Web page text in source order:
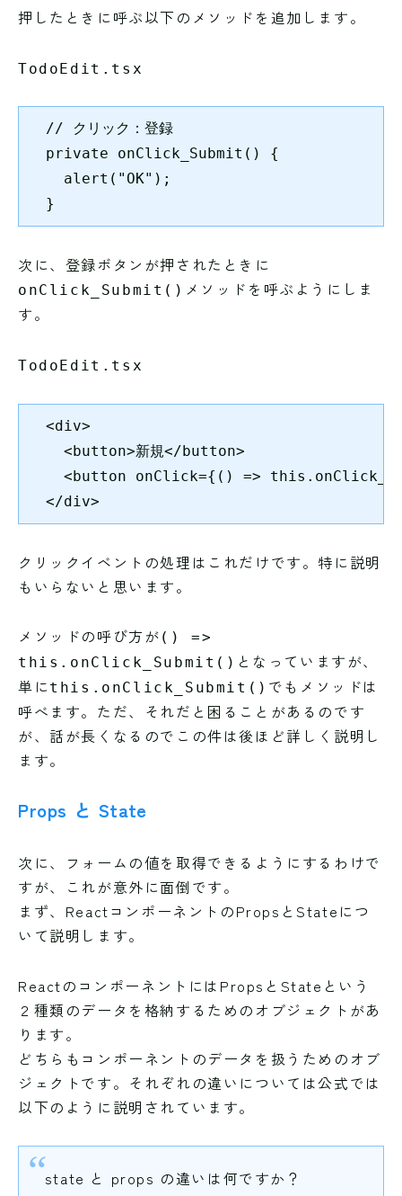
押したときに呼ぶ以下のメソッドを追加します。
TodoEdit.tsx
  // クリック：登録
  private onClick_Submit() {
    alert("OK");
  }
次に、登録ボタンが押されたときに
onClick_Submit() メソッドを呼ぶようにしま
す。
TodoEdit.tsx
  <div>
    <button>新規</button>
<button onClick={() =>
  </div>
クリックイベントの処理はこれだけです。特に説明
もいらないと思います。
メソッドの呼び方が () =>
this.onClick_Submit() となっていますが、
単にthis.onClick_Submit() でもメソッドは
呼べます。ただ、それだと困ることがあるのです
が、話が長くなるのでこの件は後ほど詳しく説明し
ます。
Props と State
次に、フォームの値を取得できるようにするわけで
すが、これが意外に面倒です。
まず、ReactコンポーネントのPropsとStateにつ
いて説明します。
ReactのコンポーネントにはPropsとStateという
２種類のデータを格納するためのオブジェクトがあ
ります。
どちらもコンポーネントのデータを扱うためのオブ
ジェクトです。それぞれの違いについては公式では
以下のように説明されています。
state と props の違いは何ですか？